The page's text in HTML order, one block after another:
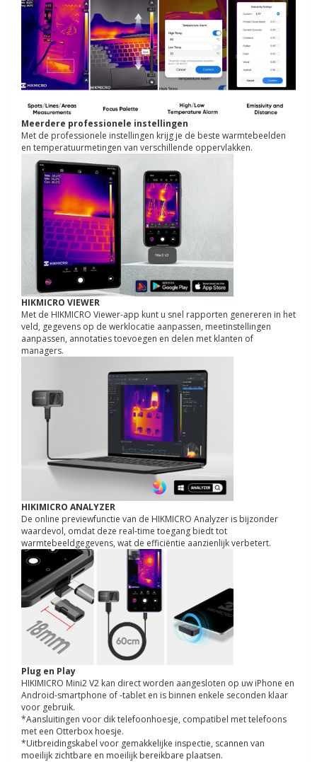
Meerdere professionele instellingen
Met de professionele instellingen krijg je de beste warmtebeelden
en temperatuurmetingen van verschillende oppervlakken.
HIKMICRO VIEWER
Met de HIKMICRO Viewer-app kunt u snel rapporten genereren in het
veld, gegevens op de werklocatie aanpassen, meetinstellingen
aanpassen, annotaties toevoegen en delen met klanten of
managers.
HIKIMICRO ANALYZER
De online previewfunctie van de HIKMICRO Analyzer is bijzonder
waardevol, omdat deze real-time toegang biedt tot
warmtebeeldgegevens, wat de efficiëntie aanzienlijk verbetert.
Plug en Play
HIKIMICRO Mini2 V2 kan direct worden aangesloten op uw iPhone en
Android-smartphone of -tablet en is binnen enkele seconden klaar
voor gebruik.
*Aansluitingen voor dik telefoonhoesje, compatibel met telefoons
met een Otterbox hoesje.
*Uitbreidingskabel voor gemakkelijke inspectie, scannen van
moeilijk zichtbare en moeilijk bereikbare plaatsen.